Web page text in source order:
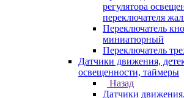
регулятора
переключателя
Переключатель
миниатюрный
Переключатель
Датчики движения,
освещенности, таймеры
Назад
Датчики